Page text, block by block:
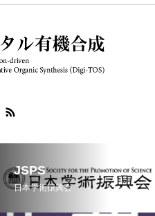
JSPS
日本学術振興会